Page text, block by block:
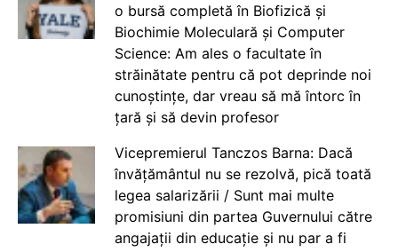
o bursă completă în Biofizică și
Biochimie Moleculară și Computer
Science: Am ales o facultate în
străinătate pentru că pot deprinde noi
cunoștințe, dar vreau să mă întorc în
țară și să devin profesor
Vicepremierul Tanczos Barna: Dacă
învățământul nu se rezolvă, pică toată
legea salarizării / Sunt mai multe
promisiuni din partea Guvernului către
angajații din educație și nu par a fi